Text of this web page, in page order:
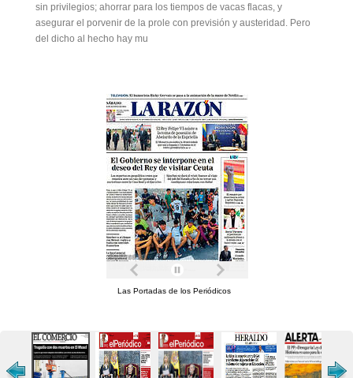
sin privilegios; ahorrar para los tiempos de vacas flacas, y
asegurar el porvenir de la prole con previsión y austeridad. Pero
del dicho al hecho hay mu
Las Portadas de los Periódicos